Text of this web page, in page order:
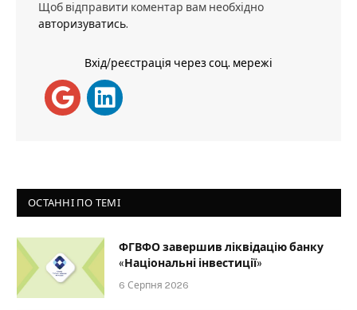
Щоб відправити коментар вам необхідно
авторизуватись.
Вхід/реєстрація через соц. мережі
ОСТАННІ ПО ТЕМІ
ФГВФО завершив ліквідацію банку
«Національні інвестиції»
6 Серпня 2026